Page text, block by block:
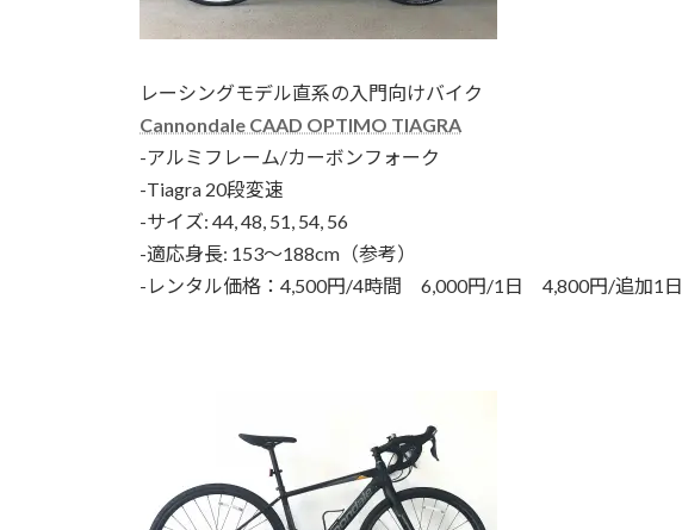
レーシングモデル直系の入門向けバイク
Cannondale CAAD OPTIMO TIAGRA
-アルミフレーム/カーボンフォーク
-Tiagra 20段変速
-サイズ: 44, 48, 51, 54, 56
-適応身長: 153〜188cm（参考）
-レンタル価格：4,500円/4時間 6,000円/1日 4,800円/追加1日